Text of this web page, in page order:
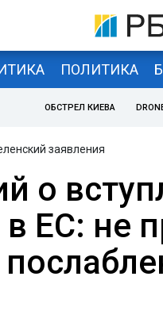
ПОЛИТИКА
ОБСТРЕЛ КИЕВА
заявления
о
ЕС: не